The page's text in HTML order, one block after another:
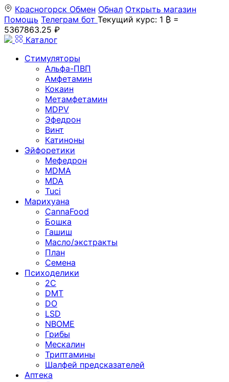
Красногорск Обмен Обнал Открыть магазин
Помощь Телеграм бот Текущий курс: 1 ₿ =
5367863.25 ₽
Каталог
Стимуляторы
Альфа-ПВП
Амфетамин
Кокаин
Метамфетамин
MDPV
Эфедрон
Винт
Катиноны
Эйфоретики
Мефедрон
MDMA
MDA
Tuci
Марихуана
CannaFood
Бошка
Гашиш
Масло/экстракты
План
Семена
Психоделики
2C
DMT
DO
LSD
NBOME
Грибы
Мескалин
Триптамины
Шалфей предсказателей
Аптека